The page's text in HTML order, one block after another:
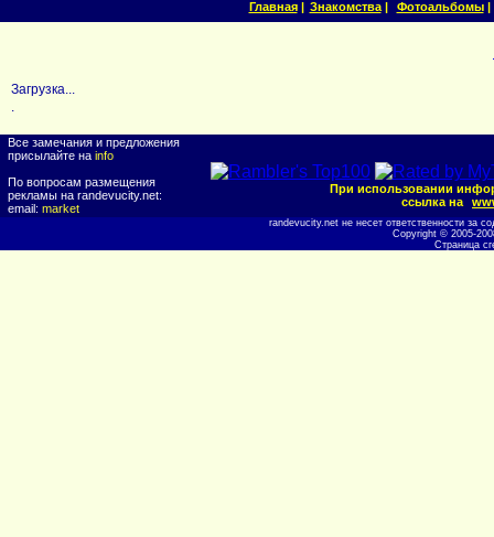
Главная| Знакомства| Фотоальбомы|
Загрузка...
.
Все замечания и предложения
присылайте на info
По вопросам размещения
рекламы на randevucity.net:
email: market
При использовании
ссылка на
randevucity.net не несет ответственности за
Copyright © 2005-
Страница